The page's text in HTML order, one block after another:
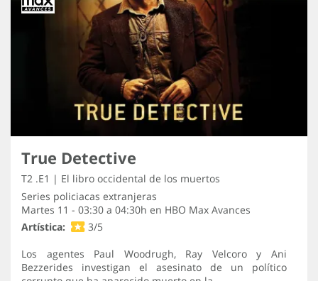
True Detective
T2 .E1 | El libro occidental de los muertos
Series policiacas extranjeras
Martes 11 - 03:30 a 04:30h en HBO Max Avances
Artística:
3/5
Los agentes Paul Woodrugh, Ray Velcoro y Ani
Bezzerides investigan el asesinato de un político